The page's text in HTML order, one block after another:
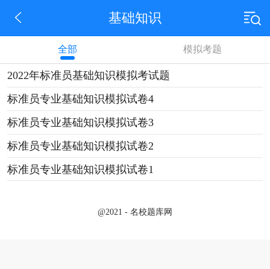
基础知识
全部 模拟考题
2022年标准员基础知识模拟考试题
标准员专业基础知识模拟试卷4
标准员专业基础知识模拟试卷3
标准员专业基础知识模拟试卷2
标准员专业基础知识模拟试卷1
@2021 - 名校题库网